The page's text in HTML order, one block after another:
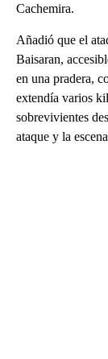
Cachemira.
Añadió que el
Baisaran,
en una pradera,
extendía varios
sobrevivientes
ataque y la